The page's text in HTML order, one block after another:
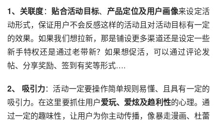
1、关联度： 贴合活动目标、 产品定位及用户画像来设定活
动形式，保证用户不会反感这样的活动且对活动目标有一定
的效果。如果我们想拉新，那是铺设更多渠道还是设定一些
新手特权还是通过老带新？如果想促活，可以通过评论发
帖、分享奖励、签到有奖等形式….
2、 吸引力：活动一定要操作简单规则易懂、且具有一定的
吸引力。在这里要抓住用户爱玩、爱炫及趋利性的心理。通
过一定的趣味性，让用户为你主动传播，像暴走漫画、 杜蕾